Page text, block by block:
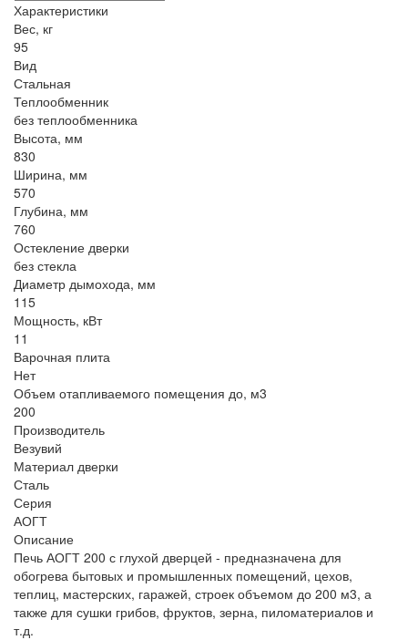
Характеристики
Вес, кг
95
Вид
Стальная
Теплообменник
без теплообменника
Высота, мм
830
Ширина, мм
570
Глубина, мм
760
Остекление дверки
без стекла
Диаметр дымохода, мм
115
Мощность, кВт
11
Варочная плита
Нет
Объем отапливаемого помещения до, м3
200
Производитель
Везувий
Материал дверки
Сталь
Серия
АОГТ
Описание
Печь АОГТ 200 с глухой дверцей - предназначена для
обогрева бытовых и промышленных помещений, цехов,
теплиц, мастерских, гаражей, строек объемом до 200 м3, а
также для сушки грибов, фруктов, зерна, пиломатериалов и
т.д.